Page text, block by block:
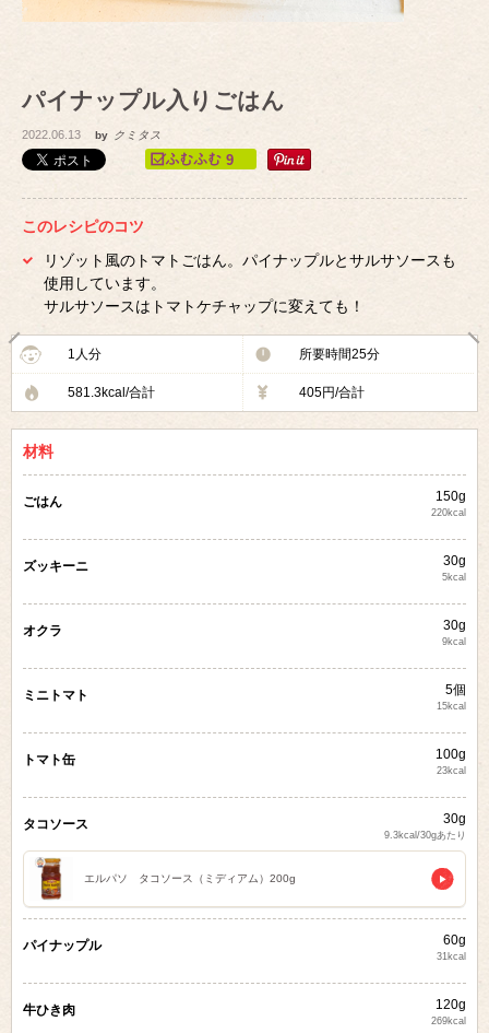
パイナップル入りごはん
2022.06.13 by クミタス
9
このレシピのコツ
リゾット風のトマトごはん。パイナップルとサルサソースも
使用しています。
サルサソースはトマトケチャップに変えても！
1人分 所要時間25分
581.3kcal/合計 405円/合計
材料
ごはん 150g
220kcal
ズッキーニ 30g
5kcal
オクラ 30g
9kcal
ミニトマト 5個
15kcal
トマト缶 100g
23kcal
タコソース 30g
9.3kcal/30gあたり
エルパソ タコソース（ミディアム）200g
パイナップル 60g
31kcal
牛ひき肉 120g
269kcal